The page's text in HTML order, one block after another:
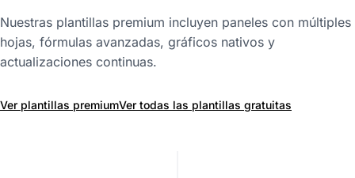
Nuestras plantillas premium incluyen paneles con múltiples
hojas, fórmulas avanzadas, gráficos nativos y
actualizaciones continuas.
Ver plantillas premiumVer todas las plantillas gratuitas